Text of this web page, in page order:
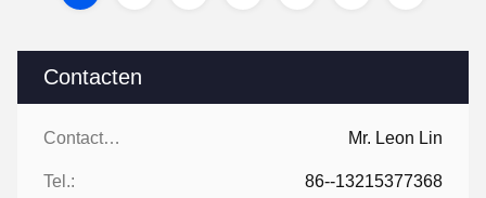
Contacten
Contacten: Mr. Leon Lin
Tel.: 86--13215377368